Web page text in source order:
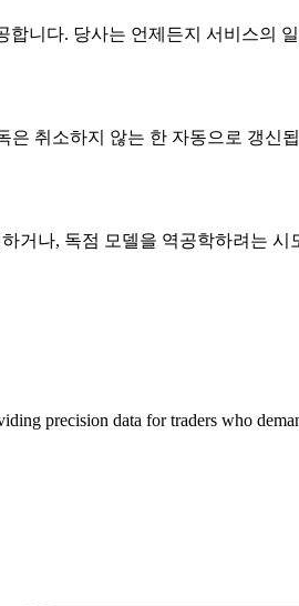
니다. 당사는 언제든지 서비스의
은 취소하지 않는 한 자동으로 갱신
거나, 독점 모델을 역공학하려는 시
precision data for traders who